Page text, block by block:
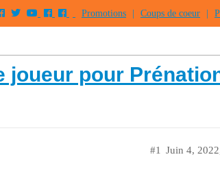
Promotions Coups de coeur
joueur pour
Juin 4,
#1